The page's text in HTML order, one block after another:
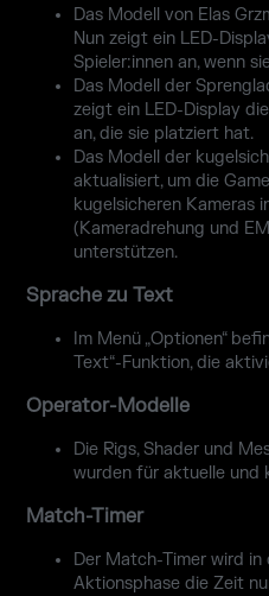
Das Modell von Elas
Nun zeigt ein LED-
Spieler:innen an, wenn
Das Modell der
zeigt ein LED-Display
an, die sie platziert hat.
Das Modell der
aktualisiert, um die
kugelsicheren Kameras
(Kameradrehung und
unterstützen.
Sprache zu Text
Im Menü „Optionen“
Text“-Funktion, die
Operator-Modelle
Die Rigs, Shader und
wurden für aktuelle und
Match-Timer
Der Match-Timer wird
Aktionsphase die Zeit